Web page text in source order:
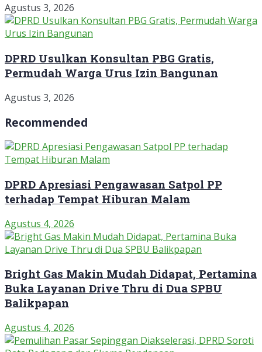
Agustus 3, 2026
DPRD Usulkan Konsultan PBG Gratis,
Permudah Warga Urus Izin Bangunan
Agustus 3, 2026
Recommended
DPRD Apresiasi Pengawasan Satpol PP
terhadap Tempat Hiburan Malam
Agustus 4, 2026
Bright Gas Makin Mudah Didapat, Pertamina
Buka Layanan Drive Thru di Dua SPBU
Balikpapan
Agustus 4, 2026